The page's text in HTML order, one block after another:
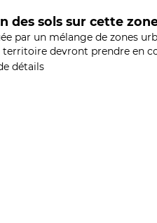
des sols sur cette
par un mélange de zones
devront prendre en
détails